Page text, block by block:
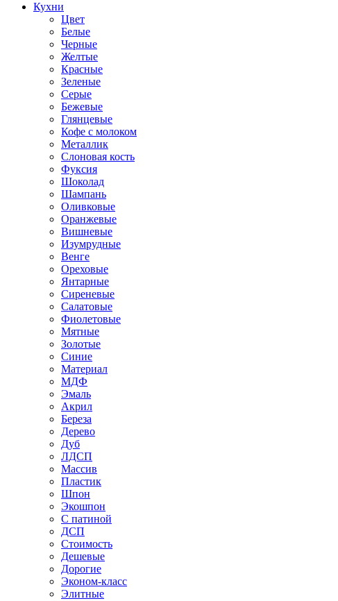
Кухни
Цвет
Белые
Черные
Желтые
Красные
Зеленые
Серые
Бежевые
Глянцевые
Кофе с молоком
Металлик
Слоновая кость
Фуксия
Шоколад
Шампань
Оливковые
Оранжевые
Вишневые
Изумрудные
Венге
Ореховые
Янтарные
Сиреневые
Салатовые
Фиолетовые
Мятные
Золотые
Синие
Материал
МДФ
Эмаль
Акрил
Береза
Дерево
Дуб
ЛДСП
Массив
Пластик
Шпон
Экошпон
С патиной
ДСП
Стоимость
Дешевые
Дорогие
Эконом-класс
Элитные